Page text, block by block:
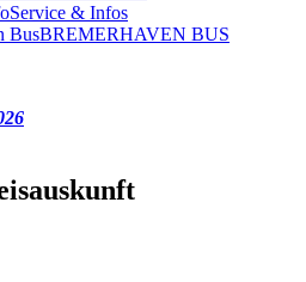
Service & Infos
BREMERHAVEN BUS